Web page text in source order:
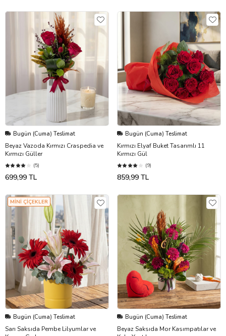
Bugün (Cuma) Teslimat
Beyaz Vazoda Kırmızı Craspedia ve
Kırmızı Güller
(5)
699,99 TL
Bugün (Cuma) Teslimat
Kırmızı Elyaf Buket Tasarımlı 11
Kırmızı Gül
(9)
859,99 TL
MİNİ ÇİÇEKLER
Bugün (Cuma) Teslimat
Sarı Saksıda Pembe Lilyumlar ve
Bugün (Cuma) Teslimat
Beyaz Saksıda Mor Kasımpatılar ve